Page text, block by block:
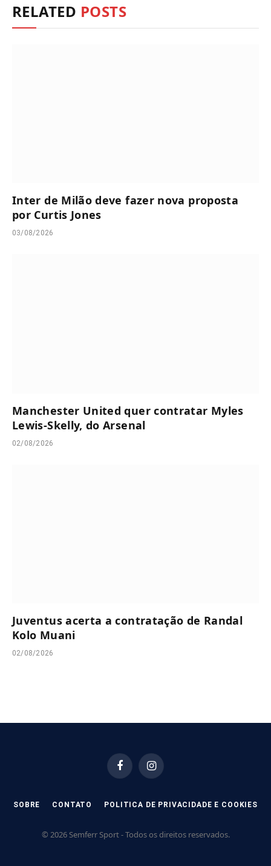
RELATED POSTS
Inter de Milão deve fazer nova proposta
por Curtis Jones
03/08/2026
Manchester United quer contratar Myles
Lewis-Skelly, do Arsenal
02/08/2026
Juventus acerta a contratação de Randal
Kolo Muani
02/08/2026
FacebookInstagram
SOBRE CONTATO POLITICA DE PRIVACIDADE E COOKIES
© 2026 Semferr Sport - Todos os direitos reservados.